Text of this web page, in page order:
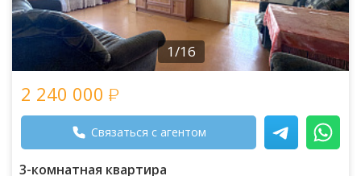
1/16
2 240 000
Связаться с агентом
3-комнатная квартира